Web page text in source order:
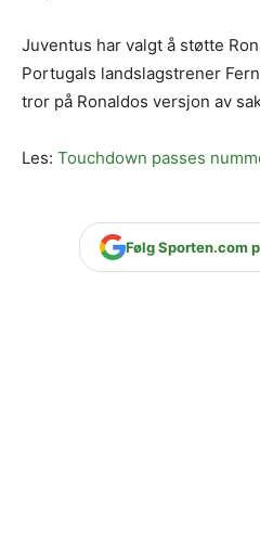
Juventus har valgt å støtte
Portugals landslagstrener
tror på Ronaldos versjon av
Les: Touchdown passes
Følg Sporten.com